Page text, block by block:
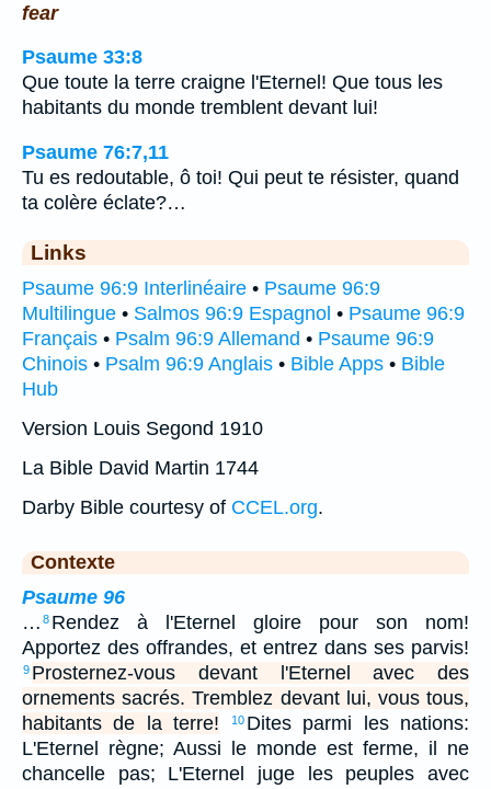
fear
Psaume 33:8
Que toute la terre craigne l'Eternel! Que tous les
habitants du monde tremblent devant lui!
Psaume 76:7,11
Tu es redoutable, ô toi! Qui peut te résister, quand
ta colère éclate?…
Links
Psaume 96:9 Interlinéaire • Psaume 96:9
Multilingue • Salmos 96:9 Espagnol • Psaume 96:9
Français • Psalm 96:9 Allemand • Psaume 96:9
Chinois • Psalm 96:9 Anglais • Bible Apps • Bible
Hub
Version Louis Segond 1910
La Bible David Martin 1744
Darby Bible courtesy of CCEL.org.
Contexte
Psaume 96
… 8 Rendez à l'Eternel gloire pour son nom!
Apportez des offrandes, et entrez dans ses parvis!
9 Prosternez-vous devant l'Eternel avec des
ornements sacrés. Tremblez devant lui, vous tous,
habitants de la terre!
10 Dites parmi les nations:
L'Eternel règne; Aussi le monde est ferme, il ne
chancelle pas; L'Eternel juge les peuples avec